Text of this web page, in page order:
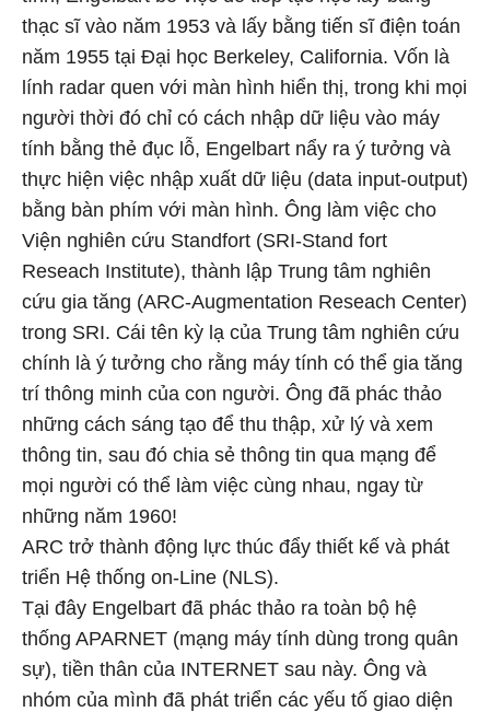
thạc sĩ vào năm 1953 và lấy bằng tiến sĩ điện toán
năm 1955 tại Đại học Berkeley, California. Vốn là
lính radar quen với màn hình hiển thị, trong khi mọi
người thời đó chỉ có cách nhập dữ liệu vào máy
tính bằng thẻ đục lỗ, Engelbart nẩy ra ý tưởng và
thực hiện việc nhập xuất dữ liệu (data input-output)
bằng bàn phím với màn hình. Ông làm việc cho
Viện nghiên cứu Standfort (SRI-Stand fort
Reseach Institute), thành lập Trung tâm nghiên
cứu gia tăng (ARC-Augmentation Reseach Center)
trong SRI. Cái tên kỳ lạ của Trung tâm nghiên cứu
chính là ý tưởng cho rằng máy tính có thể gia tăng
trí thông minh của con người. Ông đã phác thảo
những cách sáng tạo để thu thập, xử lý và xem
thông tin, sau đó chia sẻ thông tin qua mạng để
mọi người có thể làm việc cùng nhau, ngay từ
những năm 1960!
ARC trở thành động lực thúc đẩy thiết kế và phát
triển Hệ thống on-Line (NLS).
Tại đây Engelbart đã phác thảo ra toàn bộ hệ
thống APARNET (mạng máy tính dùng trong quân
sự), tiền thân của INTERNET sau này. Ông và
nhóm của mình đã phát triển các yếu tố giao diện